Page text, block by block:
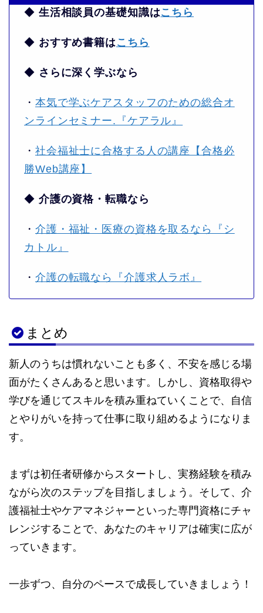
◆ 生活相談員の基礎知識はこちら
◆ おすすめ書籍は こちら
◆ さらに深く学ぶなら
・ 本気で学ぶケアスタッフのための総合オ
ンラインセミナー.『ケアラル』
・ 社会福祉士に合格する人の講座【合格必
勝Web講座】
◆ 介護の資格・転職なら
・ 介護・福祉・医療の資格を取るなら『シ
カトル』
・ 介護の転職なら『介護求人ラボ』
まとめ
新人のうちは慣れないことも多く、不安を感じる場
面がたくさんあると思います。しかし、資格取得や
学びを通じてスキルを積み重ねていくことで、自信
とやりがいを持って仕事に取り組めるようになりま
す。
まずは初任者研修からスタートし、実務経験を積み
ながら次のステップを目指しましょう。そして、介
護福祉士やケアマネジャーといった専門資格にチャ
レンジすることで、あなたのキャリアは確実に広が
っていきます。
一歩ずつ、自分のペースで成長していきましょう！